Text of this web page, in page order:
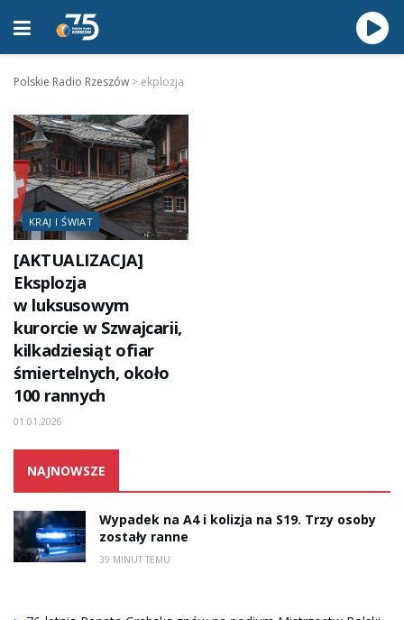
Polskie Radio Rzeszów > ekplozja
KRAJ I ŚWIAT
[AKTUALIZACJA]
Eksplozja
w luksusowym
kurorcie w Szwajcarii,
kilkadziesiąt ofiar
śmiertelnych, około
100 rannych
01.01.2026
NAJNOWSZE
Wypadek na A4 i kolizja na S19. Trzy osoby
zostały ranne
39 MINUT TEMU